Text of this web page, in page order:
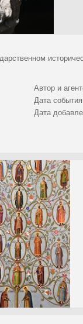
Автор и
Дата
Дата